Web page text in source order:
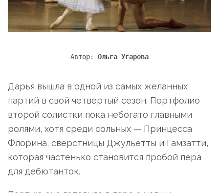
Автор: Ольга Угарова
Дарья вышла в одной из самых желанных
партий в свой четвертый сезон. Портфолио
второй солистки пока небогато главными
ролями, хотя среди сольных — Принцесса
Флорина, сверстницы Джульетты и Гамзатти,
которая частенько становится пробой пера
для дебютанток.